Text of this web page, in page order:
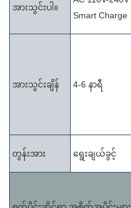
အားသွင်းပါ။
Smart Charge
အားသွင်းချိန် 4-6 နာရီ
တွန်းအား ရွေးချယ်ခွင့်